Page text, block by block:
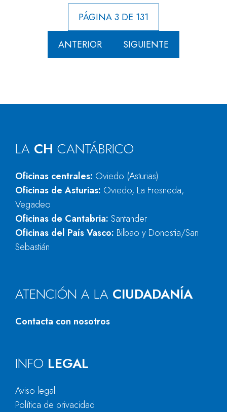
PÁGINA 3 DE 131
ANTERIOR SIGUIENTE
LA CH CANTÁBRICO
Oficinas centrales: Oviedo (Asturias)
Oficinas de Asturias: Oviedo, La Fresneda,
Vegadeo
Oficinas de Cantabria: Santander
Oficinas del País Vasco: Bilbao y Donostia/San
Sebastián
ATENCIÓN A LA CIUDADANÍA
Contacta con nosotros
INFO LEGAL
Aviso legal
Política de privacidad